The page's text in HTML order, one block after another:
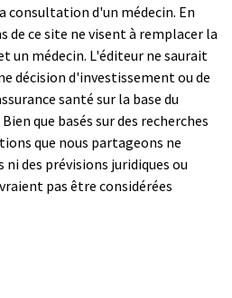
consultation d'un médecin. En
de ce site ne visent à remplacer la
un médecin. L'éditeur ne saurait
décision d'investissement ou de
santé sur la base du
que basés sur des recherches
que nous partageons ne
des prévisions juridiques ou
pas être considérées